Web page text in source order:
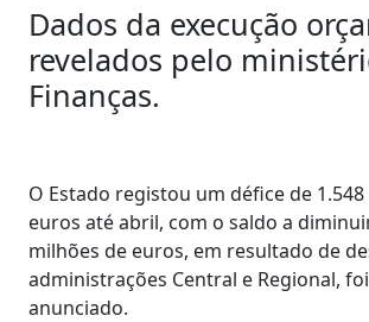
Dados da execução
revelados pelo
Finanças.
O Estado registou um défice de
euros até abril, com o saldo a
milhões de euros, em resultado de
administrações Central e Regional,
anunciado.